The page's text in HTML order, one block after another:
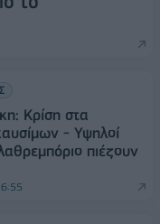
Κρίση στα
- Υψηλοί
πιέζουν